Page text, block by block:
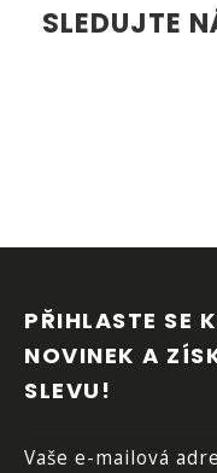
SLEDUJTE
PŘIHLASTE SE
NOVINEK A
SLEVU!